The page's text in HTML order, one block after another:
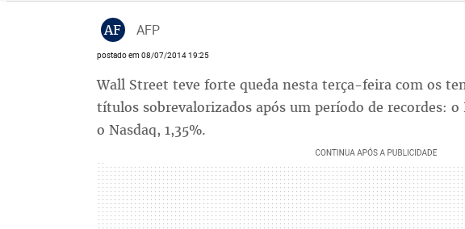
AF AFP
postado em 08/07/2014 19:25
Wall Street teve forte queda nesta terça-feira com os
títulos sobrevalorizados após um período de recordes: o
o Nasdaq, 1,35%.